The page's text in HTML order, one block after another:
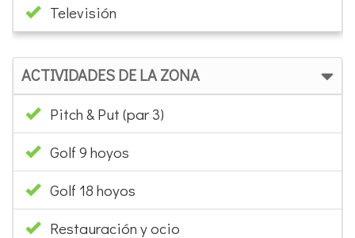
Golf 9 hoyos
Golf 18 hoyos
Restauración y ocio
Wellness - SPA
Próximo a area deportiva
Tenis